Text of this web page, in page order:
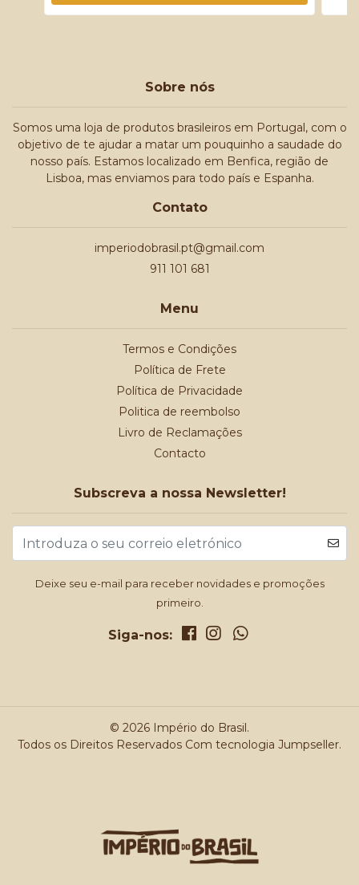
Sobre nós
Somos uma loja de produtos brasileiros em Portugal, com o
objetivo de te ajudar a matar um pouquinho a saudade do
nosso país. Estamos localizado em Benfica, região de
Lisboa, mas enviamos para todo país e Espanha.
Contato
imperiodobrasil.pt@gmail.com
911 101 681
Menu
Termos e Condições
Política de Frete
Política de Privacidade
Politica de reembolso
Livro de Reclamações
Contacto
Subscreva a nossa Newsletter!
Deixe seu e-mail para receber novidades e promoções
primeiro.
Siga-nos:
© 2026 Império do Brasil.
Todos os Direitos Reservados Com tecnologia Jumpseller.